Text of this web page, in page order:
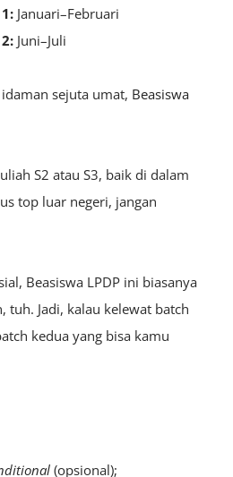
Januari–Februari
Juni–Juli
sejuta umat, Beasiswa
S2 atau S3, baik di dalam
top luar negeri, jangan
Beasiswa LPDP ini biasanya
tuh. Jadi, kalau kelewat batch
kedua yang bisa kamu
(opsional);